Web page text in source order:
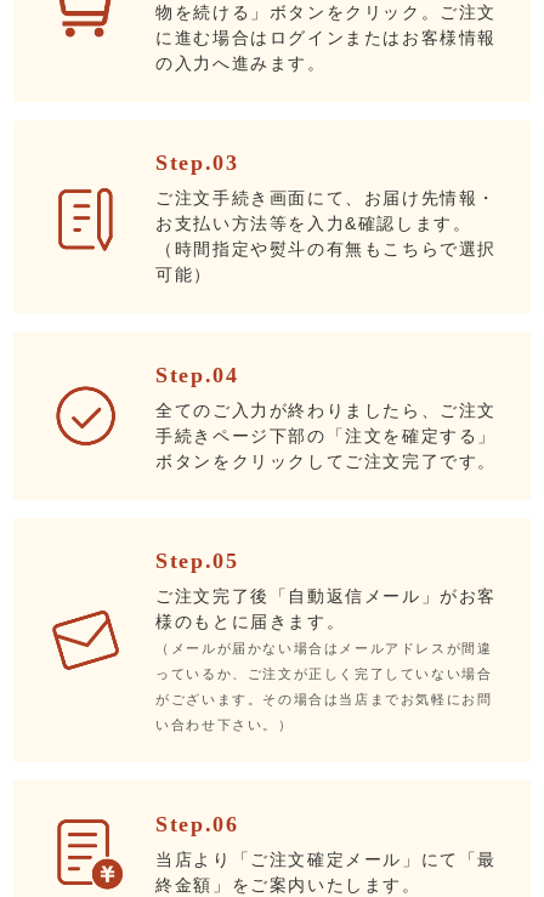
物を続ける」ボタンをクリック。ご注文
に進む場合はログインまたはお客様情報
の入力へ進みます。
Step.03
ご注文手続き画面にて、お届け先情報・
お支払い方法等を入力&確認します。
（時間指定や熨斗の有無もこちらで選択
可能）
Step.04
全てのご入力が終わりましたら、ご注文
手続きページ下部の「注文を確定する」
ボタンをクリックしてご注文完了です。
Step.05
ご注文完了後「自動返信メール」がお客
様のもとに届きます。
（メールが届かない場合はメールアドレスが間違
っているか、ご注文が正しく完了していない場合
がございます。その場合は当店までお気軽にお問
い合わせ下さい。）
Step.06
当店より「ご注文確定メール」にて「最
終金額」をご案内いたします。